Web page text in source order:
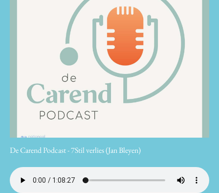
De Carend Podcast - 7Stil verlies (Jan Bleyen)